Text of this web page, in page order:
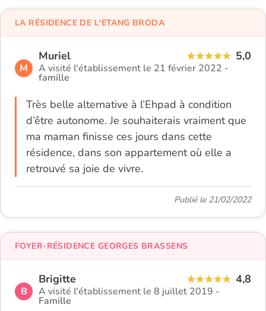
M
Muriel 5,0
A visité l'établissement le 21 février 2022 -
famille
Très belle alternative à l’Ehpad à condition
d’être autonome. Je souhaiterais vraiment que
ma maman finisse ces jours dans cette
résidence, dans son appartement où elle a
retrouvé sa joie de vivre.
LA RÉSIDENCE DE L'ETANG BRODA
Publié le 21/02/2022
B
Brigitte 4,8
A visité l'établissement le 8 juillet 2019 -
Famille
FOYER-RÉSIDENCE GEORGES BRASSENS